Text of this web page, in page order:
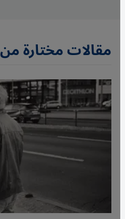
مقالات مختارة